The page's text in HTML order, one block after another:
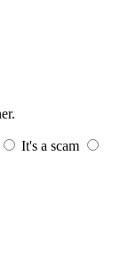
It's a scam